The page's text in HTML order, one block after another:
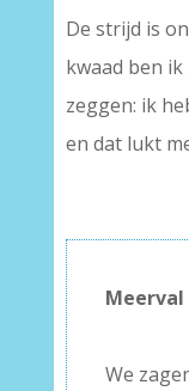
De strijd is
kwaad ben
zeggen: ik
en dat lukt
Meerval
We